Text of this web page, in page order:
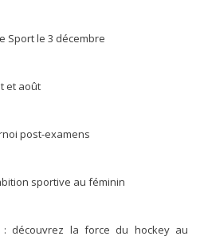
Sport le 3 décembre
et août
post-examens
sportive au féminin
: découvrez la force du hockey au